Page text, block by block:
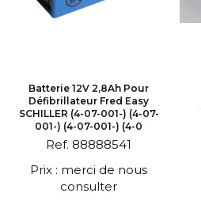
Batterie 12V 2,8Ah Pour
Défibrillateur Fred Easy
SCHILLER (4-07-001-) (4-07-
001-) (4-07-001-) (4-0
Ref. 88888541
Prix : merci de nous
consulter